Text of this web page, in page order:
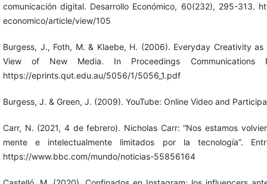
comunicación digital. Desarrollo Económico, 60(232), 295-313.
economico/article/view/105
Burgess, J., Foth, M. & Klaebe, H. (2006). Everyday Creativity
View of New Media. In Proceedings Communications
https://eprints.qut.edu.au/5056/1/5056_1.pdf
Burgess, J. & Green, J. (2009). YouTube: Online Video and
Carr, N. (2021, 4 de febrero). Nicholas Carr: “Nos estamos
mente e intelectualmente limitados por la tecnología”.
https://www.bbc.com/mundo/noticias-55856164